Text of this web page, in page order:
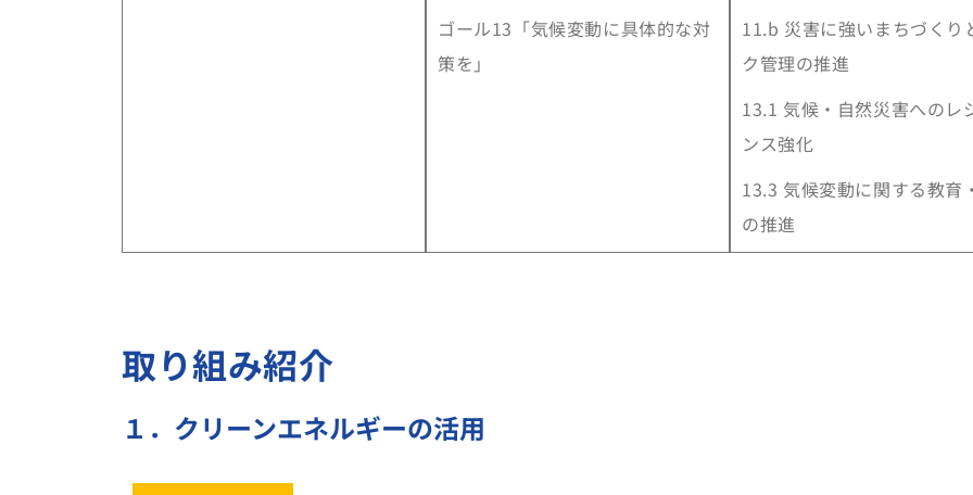
ゴール13「気候変動に具体的な対
策を」
11.b 災害に強いまちづくり
ク管理の推進
13.1 気候・自然災害へのレ
ンス強化
13.3 気候変動に関する教育
の推進
取り組み紹介
１．クリーンエネルギーの活用